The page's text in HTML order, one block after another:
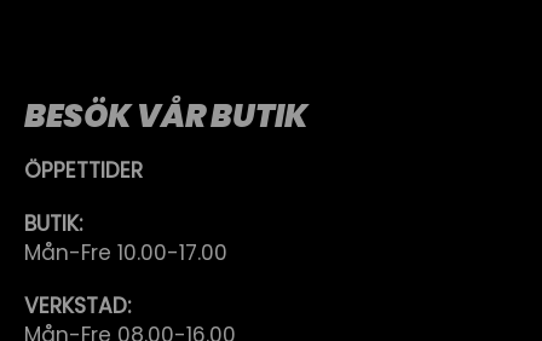
BESÖK VÅR BUTIK
ÖPPETTIDER
BUTIK:
Mån-Fre 10.00-17.00
VERKSTAD:
Mån-Fre 08.00-16.00